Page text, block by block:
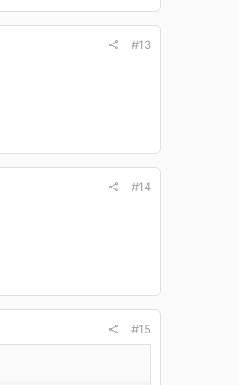
#13
#14
#15